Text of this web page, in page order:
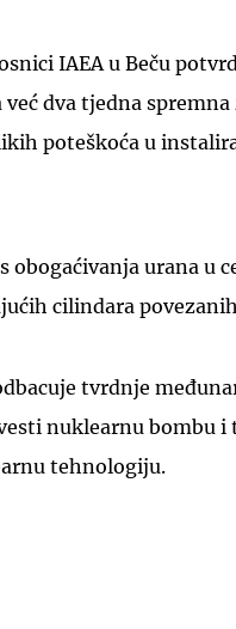
IAEA u Beču
već dva tjedna
poteškoća u
obogaćivanja urana u
cilindara
tvrdnje
nuklearnu bombu i
tehnologiju.